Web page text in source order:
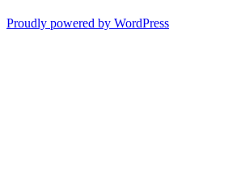
Proudly powered by WordPress